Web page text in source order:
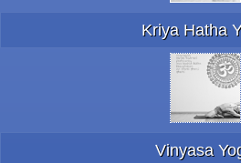
Kriya Hatha
Vinyasa